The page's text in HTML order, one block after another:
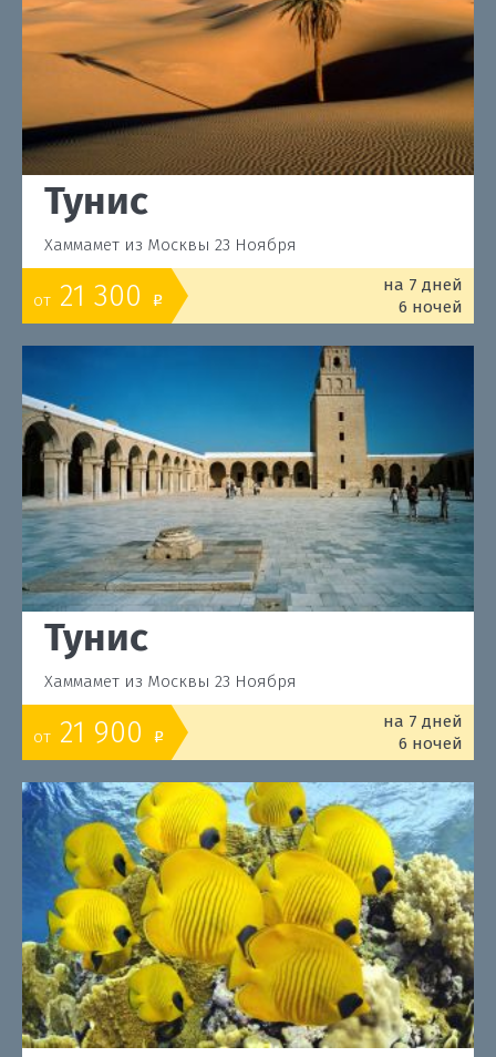
Тунис
Хаммамет из Москвы 23 Ноября
от 21 300 o
на 7 дней
6 ночей
Тунис
Хаммамет из Москвы 23 Ноября
от 21 900 o
на 7 дней
6 ночей